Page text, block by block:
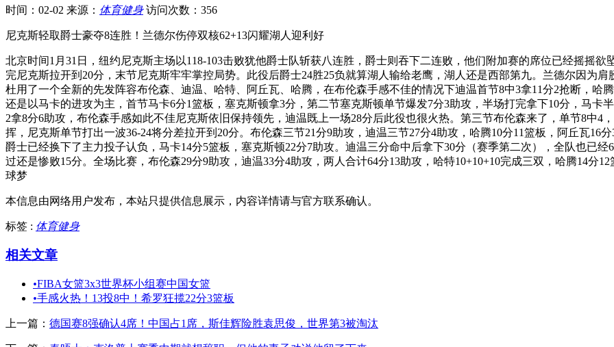
时间：02-02 来源： 体育健身 访问次数：356
尼克斯轻取爵士豪夺8连胜！兰德尔伤停双核62+13闪耀湖人迎利好
北京时间1月31日，纽约尼克斯主场以118-103击败犹他爵士队斩获八连胜，爵士则吞下二连败，他们附加赛的席位已经摇摇
完尼克斯拉开到20分，末节尼克斯牢牢掌控局势。此役后爵士24胜25负就算湖人输给老鹰，湖人还是西部第九。兰德尔因为
杜用了一个全新的先发阵容布伦森、迪温、哈特、阿丘瓦、哈腾，在布伦森手感不佳的情况下迪温首节8中3拿11分2抢断，哈
还是以马卡的进攻为主，首节马卡6分1篮板，塞克斯顿拿3分，第二节塞克斯顿单节爆发7分3助攻，半场打完拿下10分，马卡
2拿8分6助攻，布伦森手感如此不佳尼克斯依旧保持领先，迪温既上一场28分后此役也很火热。第三节布伦森来了，单节8中4
挥，尼克斯单节打出一波36-24将分差拉开到20分。布伦森三节21分9助攻，迪温三节27分4助攻，哈腾10分11篮板，阿丘瓦16
爵士已经换下了主力投子认负，马卡14分5篮板，塞克斯顿22分7助攻。迪温三分命中后拿下30分（赛季第二次），全队也已
过还是惨败15分。全场比赛，布伦森29分9助攻，迪温33分4助攻，两人合计64分13助攻，哈特10+10+10完成三双，哈腾14分
球梦
本信息由网络用户发布， 本站只提供信息展示，内容详情请与官方联系确认。
标签 : 体育健身
相关文章
•FIBA女篮3x3世界杯小组赛中国女篮
•手感火热！13投8中！希罗狂揽22分3篮板
上一篇： 德国赛8强确认4席！中国占1席，斯佳辉险胜袁思俊，世界第3被淘汰